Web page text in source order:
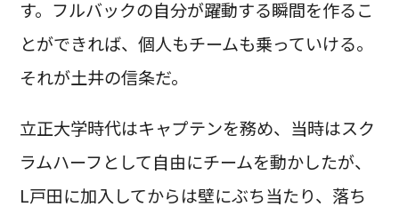
す。フルバックの自分が躍動する瞬間を作るこ
とができれば、個人もチームも乗っていける。
それが土井の信条だ。
立正大学時代はキャプテンを務め、当時はスク
ラムハーフとして自由にチームを動かしたが、
L戸田に加入してからは壁にぶち当たり、落ち